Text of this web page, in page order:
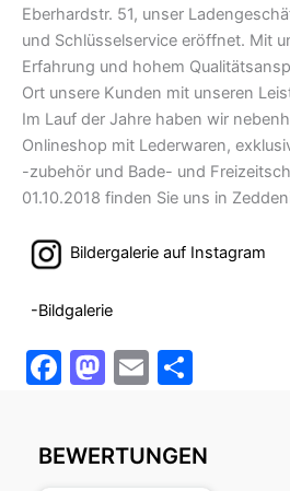
Eberhardstr. 51, unser
und Schlüsselservice eröffnet. Mit
Erfahrung und hohem
Ort unsere Kunden mit unseren
Im Lauf der Jahre haben wir
Onlineshop mit Lederwaren,
-zubehör und Bade- und
01.10.2018 finden Sie uns in
Bildergalerie auf Instagram
-Bildgalerie
F
c
e
M
st
o
E
ai
l
le
n
BEWERTUNGEN